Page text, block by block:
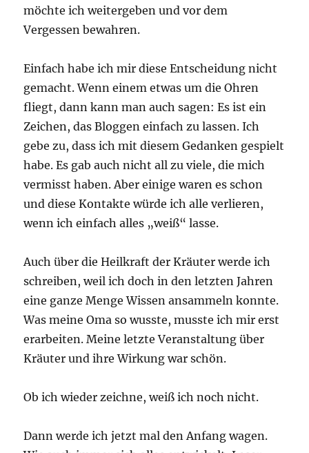
möchte ich weitergeben und vor dem
Vergessen bewahren.
Einfach habe ich mir diese Entscheidung nicht
gemacht. Wenn einem etwas um die Ohren
fliegt, dann kann man auch sagen: Es ist ein
Zeichen, das Bloggen einfach zu lassen. Ich
gebe zu, dass ich mit diesem Gedanken gespielt
habe. Es gab auch nicht all zu viele, die mich
vermisst haben. Aber einige waren es schon
und diese Kontakte würde ich alle verlieren,
wenn ich einfach alles „weiß“ lasse.
Auch über die Heilkraft der Kräuter werde ich
schreiben, weil ich doch in den letzten Jahren
eine ganze Menge Wissen ansammeln konnte.
Was meine Oma so wusste, musste ich mir erst
erarbeiten. Meine letzte Veranstaltung über
Kräuter und ihre Wirkung war schön.
Ob ich wieder zeichne, weiß ich noch nicht.
Dann werde ich jetzt mal den Anfang wagen.